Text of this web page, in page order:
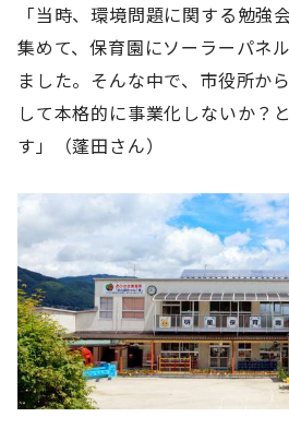
「当時、環境問題に関する勉強
集めて、保育園にソーラーパネ
ました。そんな中で、市役所か
して本格的に事業化しないか？
す」（蓬田さん）